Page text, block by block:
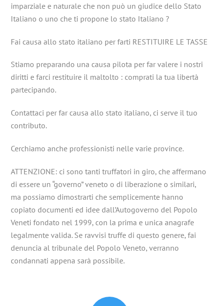
imparziale e naturale che non può un giudice dello Stato
Italiano o uno che ti propone lo stato Italiano ?
Fai causa allo stato italiano per farti RESTITUIRE LE TASSE
Stiamo preparando una causa pilota per far valere i nostri
diritti e farci restituire il maltolto : comprati la tua libertà
partecipando.
Contattaci per far causa allo stato italiano, ci serve il tuo
contributo.
Cerchiamo anche professionisti nelle varie province.
ATTENZIONE: ci sono tanti truffatori in giro, che affermano
di essere un “governo” veneto o di liberazione o similari,
ma possiamo dimostrarti che semplicemente hanno
copiato documenti ed idee dall’Autogoverno del Popolo
Veneti fondato nel 1999, con la prima e unica anagrafe
legalmente valida. Se ravvisi truffe di questo genere, fai
denuncia al tribunale del Popolo Veneto, verranno
condannati appena sarà possibile.